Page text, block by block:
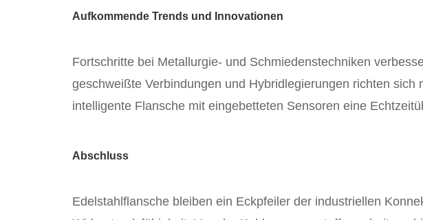
Aufkommende Trends und Innovationen
Fortschritte bei Metallurgie- und Schmiedenstechniken
geschweißte Verbindungen und Hybridlegierungen richten
intelligente Flansche mit eingebetteten Sensoren eine
Abschluss
Edelstahlflansche bleiben ein Eckpfeiler der industriellen